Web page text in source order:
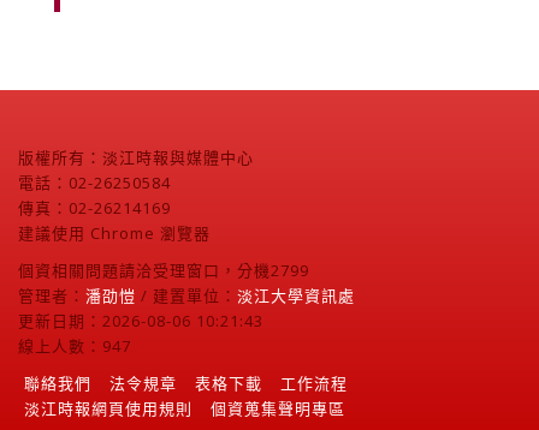
版權所有：淡江時報與媒體中心
電話：02-26250584
傳真：02-26214169
建議使用 Chrome 瀏覽器
個資相關問題請洽受理窗口，分機2799
管理者： 潘劭愷 / 建置單位： 淡江大學資訊處
更新日期：2026-08-06 10:21:43
線上人數：947
聯絡我們
法令規章 表格下載
工作流程
淡江時報網頁使用規則
個資蒐集聲明專區